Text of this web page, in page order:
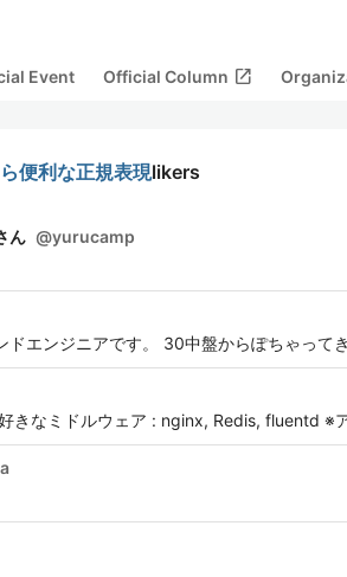
Event Official Column open_in_new
便利な正規表現likers
ん @yurucamp
ドエンジニアです。 30中盤からぽちゃってき
きなミドルウェア : nginx, Redis, fluentd ※